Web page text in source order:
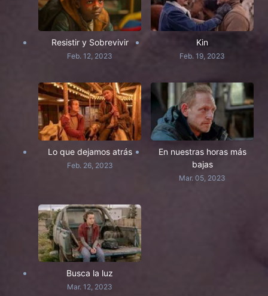
Resistir y Sobrevivir
Feb. 12, 2023
Kin
Feb. 19, 2023
Lo que dejamos atrás
Feb. 26, 2023
En nuestras horas más
bajas
Mar. 05, 2023
Busca la luz
Mar. 12, 2023